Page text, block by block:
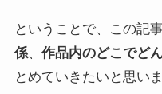
ということで、この記事
係、 作品内のどこでど
とめていきたいと思い